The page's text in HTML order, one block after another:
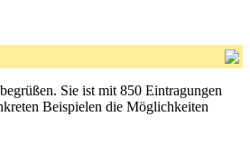
Sie ist mit 850 Eintragungen
Beispielen die Möglichkeiten